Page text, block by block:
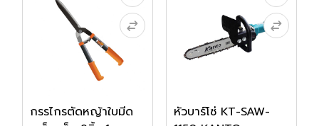
กรรไกรตัดหญ้าใบมีด
หัวบาร์โซ่ KT-SAW-